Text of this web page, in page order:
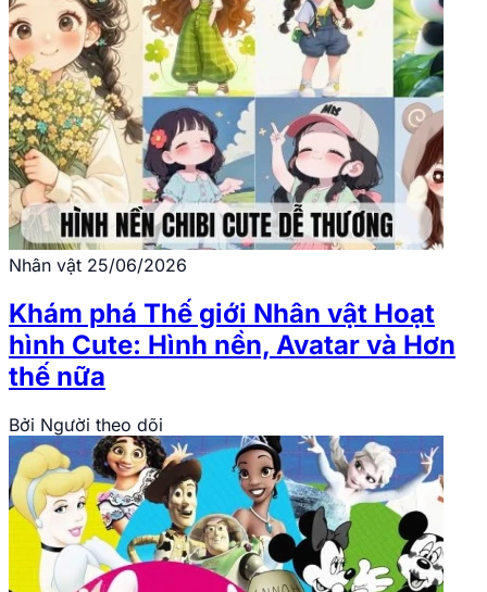
Nhân vật 25/06/2026
Khám phá Thế giới Nhân vật Hoạt
hình Cute: Hình nền, Avatar và Hơn
thế nữa
Bởi Người theo dõi